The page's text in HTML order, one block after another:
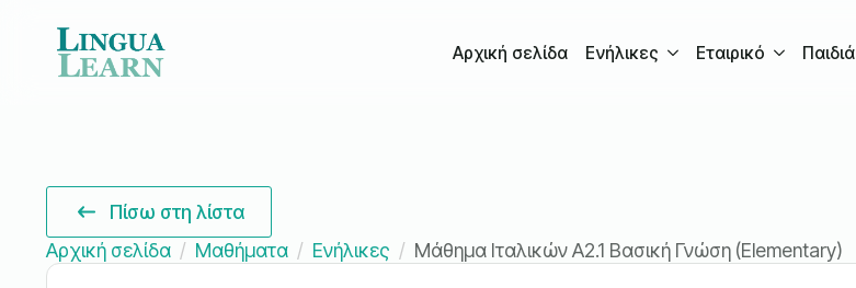
Αρχική σελίδα Ενήλικες Εταιρικό Παιδιά
Πίσω στη λίστα
Αρχική σελίδα
Μαθήματα Ενήλικες Μάθημα Ιταλικών A2.1 Βασική Γνώση (Elementary)